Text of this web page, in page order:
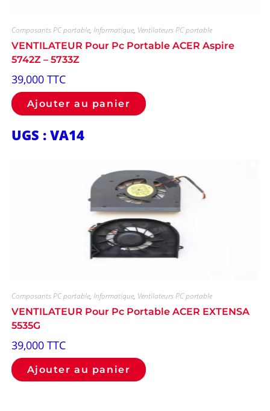
Composants PC portable, Informatique, Ventilateurs PC portable
VENTILATEUR Pour Pc Portable ACER Aspire
5742Z – 5733Z
39,000 TTC
Ajouter au panier
UGS : VA14
Composants PC portable, Informatique, Ventilateurs PC portable
VENTILATEUR Pour Pc Portable ACER EXTENSA
5535G
39,000 TTC
Ajouter au panier